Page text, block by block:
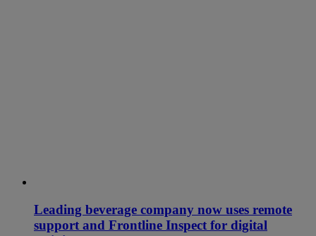
Leading beverage company now uses remote
support and Frontline Inspect for digital